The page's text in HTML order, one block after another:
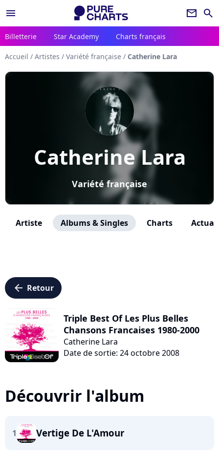
menu newsletter search
Billetterie Star Academy Charts français
Accueil / Artistes / Variété française / Catherine Lara
Catherine Lara
Variété française
Artiste Albums & Singles Charts
arrow_left Retour
Triple Best Of Les Plus Belles
Chansons Francaises 1980-2000
Catherine Lara
Date de sortie: 24 octobre 2008
Découvrir l'album
1 Vertige De L'Amour